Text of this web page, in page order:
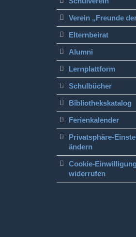
Verein „Freunde
Elternbeirat
Alumni
Lernplattform
Schulbücher
Bibliothekskatalog
Ferienkalender
Privatsphäre-
ändern
Cookie-
widerrufen